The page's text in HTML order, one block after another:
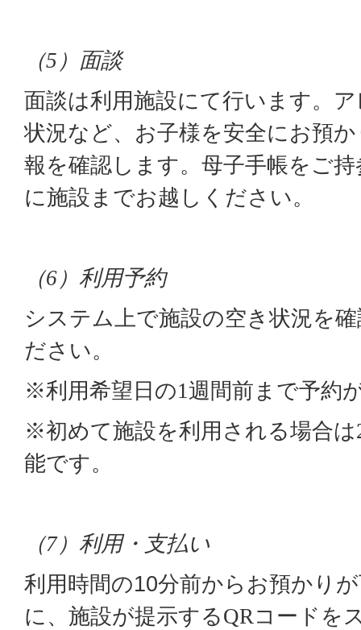
（5 ）面談
面談は利用施設にて行います。
状況など、お子様を安全にお預
報を確認します。母子手帳をご
に施設までお越しください。
（6 ）利用予約
システム上で施設の空き状況を
ださい。
※利用希望日の1週間前まで予約
※初めて施設を利用される場合は
能です。
（7）利用・支払い
利用時間の10分前からお預かり
に、施設が提示するQRコードを